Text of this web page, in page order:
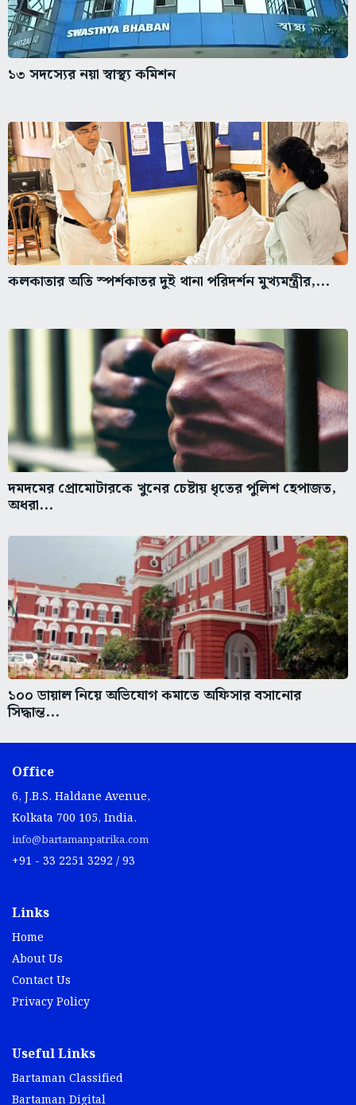
১৩ সদস্যের নয়া স্বাস্থ্য কমিশন
কলকাতার অতি স্পর্শকাতর দুই থানা পরিদর্শন মুখ্যমন্ত্রীর,...
দমদমের প্রোমোটারকে খুনের চেষ্টায় ধৃতের পুলিশ হেপাজত,
অধরা...
১০০ ডায়াল নিয়ে অভিযোগ কমাতে অফিসার বসানোর
সিদ্ধান্ত...
Office
6, J.B.S. Haldane Avenue,
Kolkata 700 105, India.
info@bartamanpatrika.com
+91 - 33 2251 3292 / 93
Links
Home
About Us
Contact Us
Privacy Policy
Useful Links
Bartaman Classified
Bartaman Digital